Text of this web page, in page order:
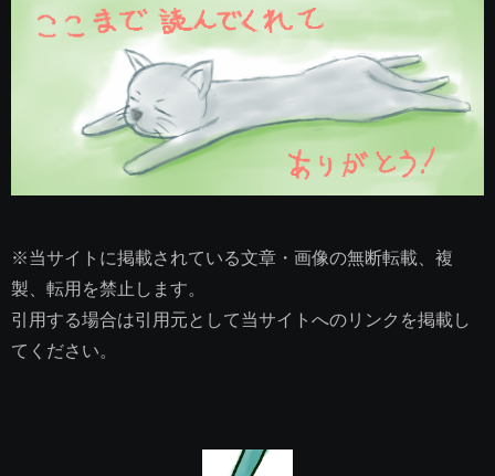
※当サイトに掲載されている文章・画像の無断転載、複
製、転用を禁止します。
引用する場合は引用元として当サイトへのリンクを掲載し
てください。